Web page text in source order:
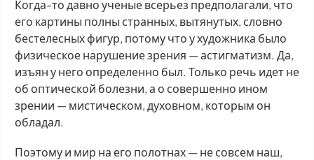
Когда-то давно ученые всерьез предполагали, что
его картины полны странных, вытянутых, словно
бестелесных фигур, потому что у художника было
физическое нарушение зрения — астигматизм. Да,
изъян у него определенно был. Только речь идет не
об оптической болезни, а о совершенно ином
зрении — мистическом, духовном, которым он
обладал.
Поэтому и мир на его полотнах — не совсем наш,